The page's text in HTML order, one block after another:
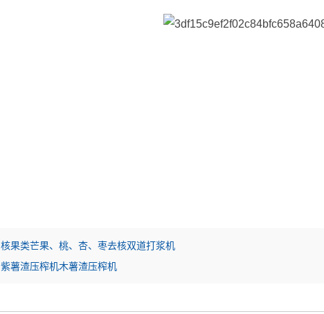
核果类芒果、桃、杏、枣去核双道打浆机
紫薯渣压榨机木薯渣压榨机